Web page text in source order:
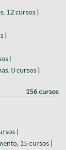
12 cursos |
|
|
0 cursos |
156 cursos
|
15 cursos |